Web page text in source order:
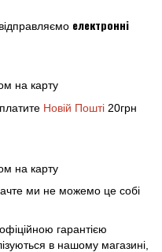
електронні
на карту
Новій Пошті 20грн
на карту
ми не можемо це собі
гарантією
в нашому магазині,